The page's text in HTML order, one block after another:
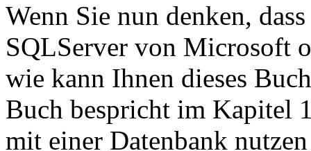
Wenn Sie nun denken,
SQLServer von Microsoft
wie kann Ihnen dieses
Buch bespricht im Kapitel
mit einer Datenbank